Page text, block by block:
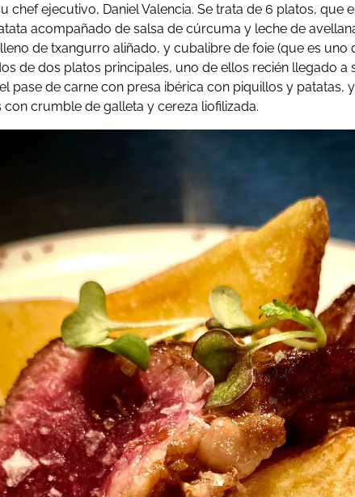
chef ejecutivo, Daniel Valencia. Se trata de 6 platos, que
acompañado de salsa de cúrcuma y leche de
de txangurro aliñado, y cubalibre de foie (que es uno
de dos platos principales, uno de ellos recién llegado
pase de carne con presa ibérica con piquillos y patatas,
crumble de galleta y cereza liofilizada.